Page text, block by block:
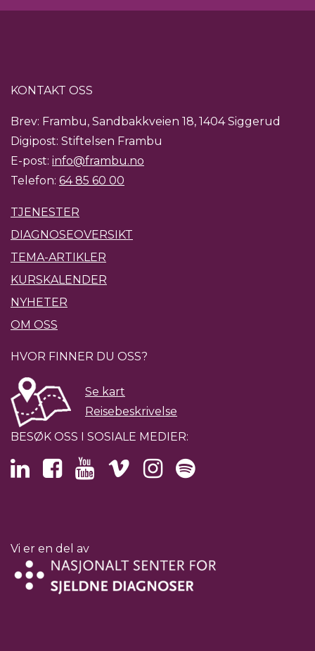
KONTAKT OSS
Brev: Frambu, Sandbakkveien 18, 1404 Siggerud
Digipost: Stiftelsen Frambu
E-post: info@frambu.no
Telefon: 64 85 60 00
TJENESTER
DIAGNOSEOVERSIKT
TEMA-ARTIKLER
KURSKALENDER
NYHETER
OM OSS
HVOR FINNER DU OSS?
Se kart
Reisebeskrivelse
BESØK OSS I SOSIALE MEDIER:
Vi er en del av